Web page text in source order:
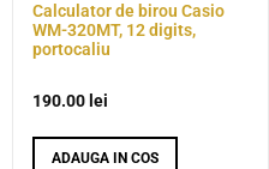
Calculator de birou Casio
WM-320MT, 12 digits,
portocaliu
190.00 lei
ADAUGA IN COS